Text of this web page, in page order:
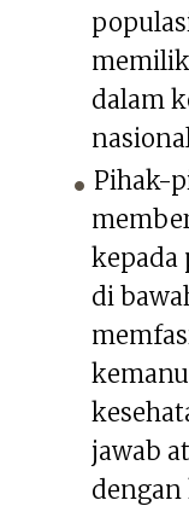
dalam
Pihak-
kepada
di
jawab